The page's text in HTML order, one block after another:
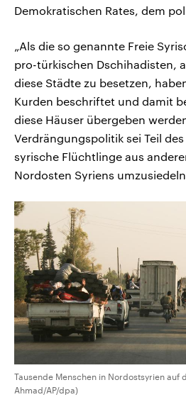
Demokratischen Rates, dem
„Als die so genannte Freie
pro-türkischen Dschihadisten,
diese Städte zu besetzen,
Kurden beschriftet und damit
diese Häuser übergeben
Verdrängungspolitik sei Teil
syrische Flüchtlinge aus
Nordosten Syriens
Tausende Menschen in Nordostsyrien auf
Ahmad/AP/dpa)